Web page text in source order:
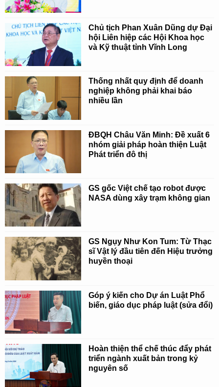
Chủ tịch Phan Xuân Dũng dự Đại
hội Liên hiệp các Hội Khoa học
và Kỹ thuật tỉnh Vĩnh Long
Thống nhất quy định để doanh
nghiệp không phải khai báo
nhiều lần
ĐBQH Châu Văn Minh: Đề xuất 6
nhóm giải pháp hoàn thiện Luật
Phát triển đô thị
GS gốc Việt chế tạo robot được
NASA dùng xây trạm không gian
GS Ngụy Như Kon Tum: Từ Thạc
sĩ Vật lý đầu tiên đến Hiệu trưởng
huyền thoại
Góp ý kiến cho Dự án Luật Phổ
biến, giáo dục pháp luật (sửa đổi)
Hoàn thiện thể chế thúc đẩy phát
triển ngành xuất bản trong kỷ
nguyên số